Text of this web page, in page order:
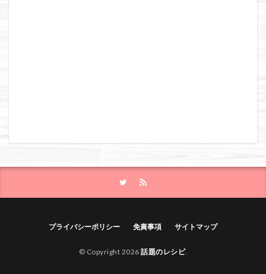
プライバシーポリシー 免責事項 サイトマップ
© Copyright 2026 話題のレシピ.